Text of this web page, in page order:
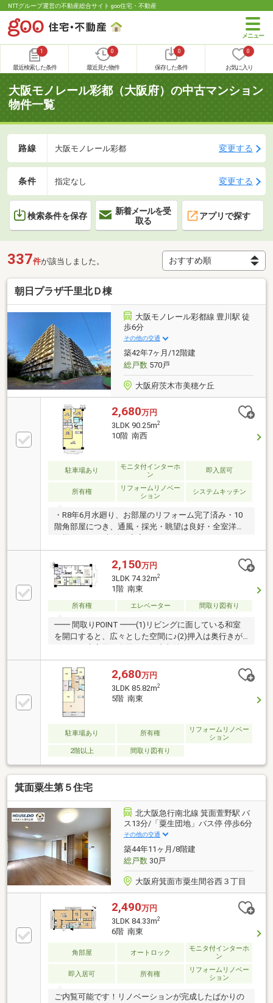
NTTグループ運営の不動産総合サイト goo住宅・不動産
1
最近検索した条件
0
最近見た物件
0
保存した条件
0
お気に入り
大阪モノレール彩都（大阪府）の中古マンション
物件一覧
路線 大阪モノレール彩都 変更する
条件 指定なし 変更する
検索条件を保存
新着メールを受
取る
アプリで探す
337件が該当しました。
朝日プラザ千里北Ｄ棟
大阪モノレール彩都線 豊川駅 徒
歩6分
その他の交通
築42年7ヶ月/12階建
総戸数570戸
大阪府茨木市美穂ケ丘
2,680万円
3LDK 90.25m2
10階 南西
駐車場あり
モニタ付インターホ
ン
即入居可
所有権
リフォームリノベー
ション
システムキッチン
・R8年6月水廻り、お部屋のリフォーム完了済み・10
階角部屋につき、通風・採光・眺望は良好・全室洋室
仕様の3LDK、収納も充実
2,150万円
3LDK 74.32m2
1階 南東
所有権 エレベーター 間取り図有り
━━ 間取りPOINT ━━(1)リビングに面している和室
を開口すると、広々とした空間に♪(2)押入は奥行きが
ニーから光が差し込み開放感のあるリビング！━━ リ
フォーム内容 ━━トイレ新調/浴室新調…等━━ 周辺
施設 ━━■沢池小学校・・・徒歩19分 (1400m)■ファミ
リーマート・・・徒歩1分■KOHYO(スーパー)・・・徒
歩19分■ウエルシア・・・徒歩22分
━━━━━━━━━＼簡単ネット予約／【見学予約す
る】より、見学希望のお問い合わせをください。
2,680万円
3LDK 85.82m2
5階 南東
駐車場あり 所有権
リフォームリノベー
ション
2階以上
間取り図有り
箕面粟生第５住宅
北大阪急行南北線 箕面萱野駅 バ
ス13分/「粟生団地」バス停 停歩6分
その他の交通
築44年11ヶ月/8階建
総戸数30戸
大阪府箕面市粟生間谷西３丁目
2,490万円
3LDK 84.33m2
6階 南東
角部屋 オートロック
モニタ付インターホ
ン
即入居可 所有権
リフォームリノベー
ション
ご内覧可能です！リノベーションが完成したばかりの